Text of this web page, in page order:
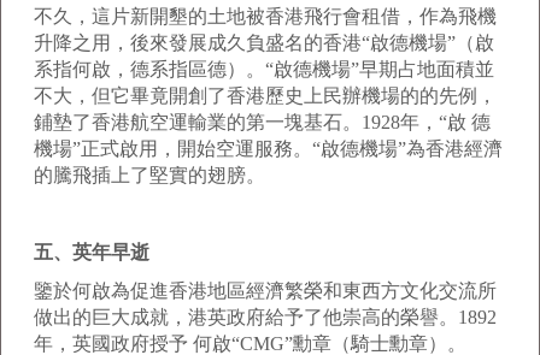
不久，這片新開墾的土地被香港飛行會租借，作為飛機
升降之用，後來發展成久負盛名的香港“啟德機場”（啟
系指何啟，德系指區德）。“啟德機場”早期占地面積並
不大，但它畢竟開創了香港歷史上民辦機場的的先例，
鋪墊了香港航空運輸業的第一塊基石。1928年，“啟 德
機場”正式啟用，開始空運服務。“啟德機場”為香港經濟
的騰飛插上了堅實的翅膀。
五、英年早逝
鑒於何啟為促進香港地區經濟繁榮和東西方文化交流所
做出的巨大成就，港英政府給予了他崇高的榮譽。1892
年，英國政府授予 何啟“CMG”勳章（騎士勳章）。